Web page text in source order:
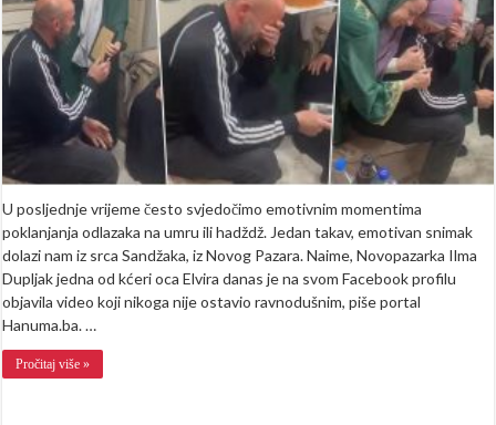
što
naučio
nas
kako
živimo
(VIDEO)
U posljednje vrijeme često svjedočimo emotivnim momentima
poklanjanja odlazaka na umru ili hadždž. Jedan takav, emotivan snimak
dolazi nam iz srca Sandžaka, iz Novog Pazara. Naime, Novopazarka Ilma
Dupljak jedna od kćeri oca Elvira danas je na svom Facebook profilu
objavila video koji nikoga nije ostavio ravnodušnim, piše portal
Hanuma.ba. …
Pročitaj više »